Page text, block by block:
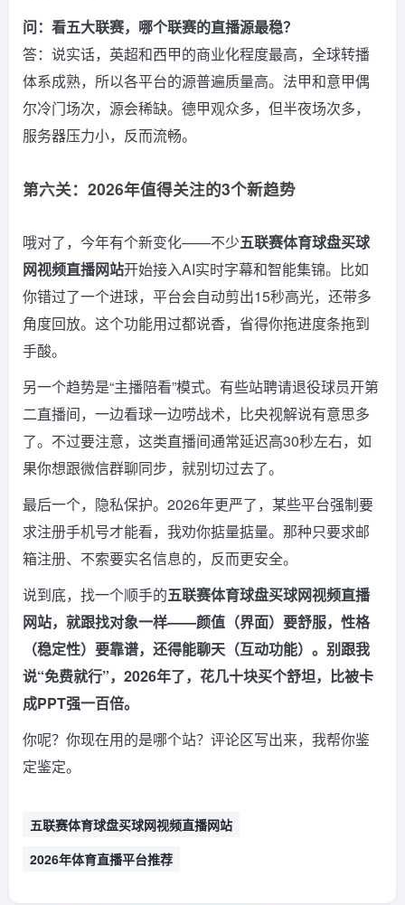
问：看五大联赛，哪个联赛的直播源最稳？
答：说实话，英超和西甲的商业化程度最高，全球转播
体系成熟，所以各平台的源普遍质量高。法甲和意甲偶
尔冷门场次，源会稀缺。德甲观众多，但半夜场次多，
服务器压力小，反而流畅。
第六关：2026年值得关注的3个新趋势
哦对了，今年有个新变化——不少五联赛体育球盘买球
网视频直播网站开始接入AI实时字幕和智能集锦。比如
你错过了一个进球，平台会自动剪出15秒高光，还带多
角度回放。这个功能用过都说香，省得你拖进度条拖到
手酸。
另一个趋势是“主播陪看”模式。有些站聘请退役球员开第
二直播间，一边看球一边唠战术，比央视解说有意思多
了。不过要注意，这类直播间通常延迟高30秒左右，如
果你想跟微信群聊同步，就别切过去了。
最后一个，隐私保护。2026年更严了，某些平台强制要
求注册手机号才能看，我劝你掂量掂量。那种只要求邮
箱注册、不索要实名信息的，反而更安全。
说到底，找一个顺手的五联赛体育球盘买球网视频直播
网站，就跟找对象一样——颜值（界面）要舒服，性格
（稳定性）要靠谱，还得能聊天（互动功能）。别跟我
说“免费就行”，2026年了，花几十块买个舒坦，比被卡
成PPT强一百倍。
你呢？你现在用的是哪个站？评论区写出来，我帮你鉴
定鉴定。
五联赛体育球盘买球网视频直播网站
2026年体育直播平台推荐